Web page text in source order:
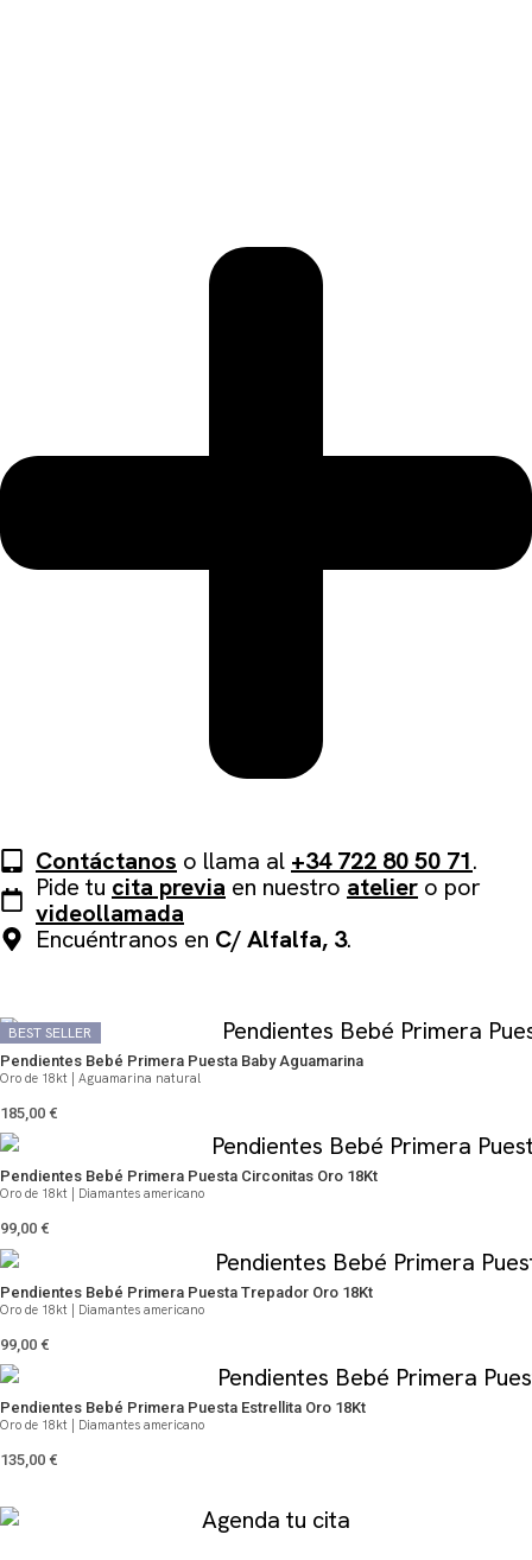
Contáctanos o llama al +34 722 80 50 71.
Pide tu cita previa en nuestro atelier o por
videollamada
Encuéntranos en C/ Alfalfa, 3.
BEST SELLER
BEST SELLER
Pendientes Bebé Primera Puesta Baby Aguamarina
Oro de 18kt | Aguamarina natural
185,00 €
Pendientes Bebé Primera Puesta Circonitas Oro 18Kt
Oro de 18kt | Diamantes americano
99,00 €
Pendientes Bebé Primera Puesta Trepador Oro 18Kt
Oro de 18kt | Diamantes americano
99,00 €
Pendientes Bebé Primera Puesta Estrellita Oro 18Kt
Oro de 18kt | Diamantes americano
135,00 €